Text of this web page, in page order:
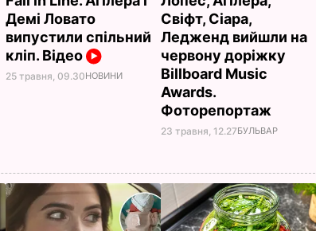
Демі Ловато
випустили спільний
кліп. Відео
25 травня, 09.30НОВИНИ
Свіфт, Сіара,
Ледженд вийшли на
червону доріжку
Billboard Music
Awards.
Фоторепортаж
23 травня, 12.27БУЛЬВАР